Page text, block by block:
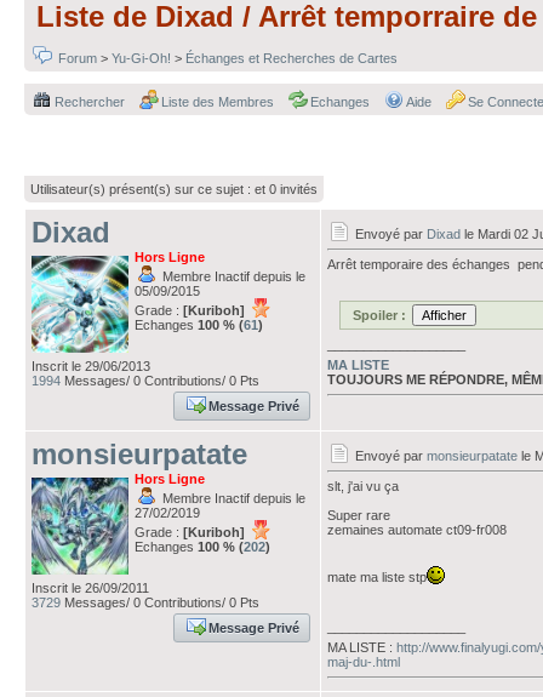
Liste de Dixad / Arrêt temporraire
Forum > Yu-Gi-Oh! > Échanges et Recherches de Cartes
Rechercher Liste des Membres Echanges Aide Se
Utilisateur(s) présent(s) sur ce sujet : et 0 invités
Dixad
Hors Ligne
Membre Inactif depuis le
05/09/2015
Grade : [Kuriboh]
Echanges 100 % (61)
Inscrit le 29/06/2013
1994 Messages/ 0 Contributions/ 0 Pts
Message Privé
Envoyé par Dixad le Mardi 02
Arrêt temporaire des échanges
Spoiler :
MA LISTE
TOUJOURS ME RÉPONDRE,
monsieurpatate
Hors Ligne
Membre Inactif depuis le
27/02/2019
Grade : [Kuriboh]
Echanges 100 % (202)
Inscrit le 26/09/2011
3729 Messages/ 0 Contributions/ 0 Pts
Message Privé
Envoyé par monsieurpatate le
slt, j'ai vu ça
Super rare
zemaines automate ct09-fr008
mate ma liste stp
MA LISTE : http://
maj-du-.html